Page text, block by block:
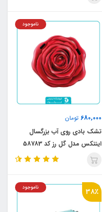
680,000 تومان
ناموجود
تشک بادی روی آب بزرگسال
اینتکس مدل گل رز کد 58783
38٪ ناموجود